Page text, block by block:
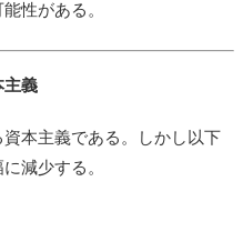
性がある。
主義
本主義である。しかし以下
減少する。